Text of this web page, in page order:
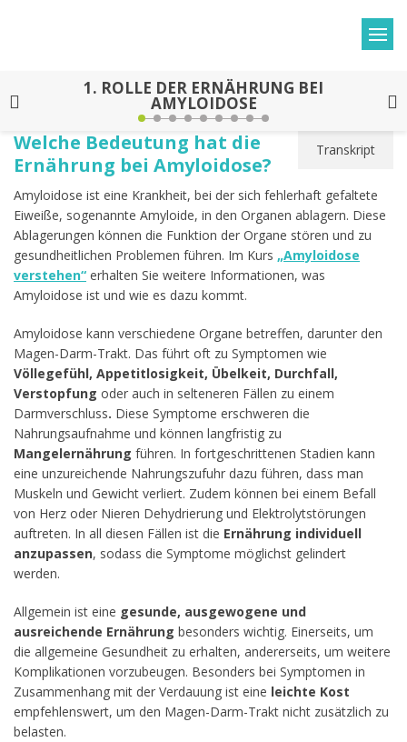
1. ROLLE DER ERNÄHRUNG BEI
AMYLOIDOSE
Transkript
Welche Bedeutung hat die
Ernährung bei Amyloidose?
Amyloidose ist eine Krankheit, bei der sich fehlerhaft gefaltete
Eiweiße, sogenannte Amyloide, in den Organen ablagern. Diese
Ablagerungen können die Funktion der Organe stören und zu
gesundheitlichen Problemen führen. Im Kurs „Amyloidose
verstehen“ erhalten Sie weitere Informationen, was
Amyloidose ist und wie es dazu kommt.
Amyloidose kann verschiedene Organe betreffen, darunter den
Magen-Darm-Trakt. Das führt oft zu Symptomen wie
Völlegefühl, Appetitlosigkeit, Übelkeit, Durchfall,
Verstopfung oder auch in selteneren Fällen zu einem
Darmverschluss. Diese Symptome erschweren die
Nahrungsaufnahme und können langfristig zu
Mangelernährung führen. In fortgeschrittenen Stadien kann
eine unzureichende Nahrungszufuhr dazu führen, dass man
Muskeln und Gewicht verliert. Zudem können bei einem Befall
von Herz oder Nieren Dehydrierung und Elektrolytstörungen
auftreten. In all diesen Fällen ist die Ernährung individuell
anzupassen, sodass die Symptome möglichst gelindert
werden.
Allgemein ist eine gesunde, ausgewogene und
ausreichende Ernährung besonders wichtig. Einerseits, um
die allgemeine Gesundheit zu erhalten, andererseits, um weitere
Komplikationen vorzubeugen. Besonders bei Symptomen in
Zusammenhang mit der Verdauung ist eine leichte Kost
empfehlenswert, um den Magen-Darm-Trakt nicht zusätzlich zu
belasten.